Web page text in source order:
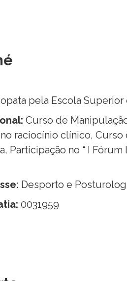
pela Escola
Curso de
raciocínio clínico,
Participação no “ I Fórum
Desporto e
0031959